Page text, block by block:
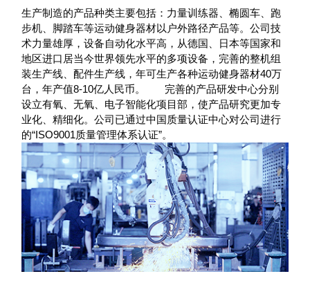
生产制造的产品种类主要包括：力量训练器、椭圆车、跑
步机、脚踏车等运动健身器材以户外路径产品等。公司技
术力量雄厚，设备自动化水平高，从德国、日本等国家和
地区进口居当今世界领先水平的多项设备，完善的整机组
装生产线、配件生产线，年可生产各种运动健身器材40万
台，年产值8-10亿人民币。 完善的产品研发中心分别
设立有氧、无氧、电子智能化项目部，使产品研究更加专
业化、精细化。公司已通过中国质量认证中心对公司进行
的“ISO9001质量管理体系认证”。